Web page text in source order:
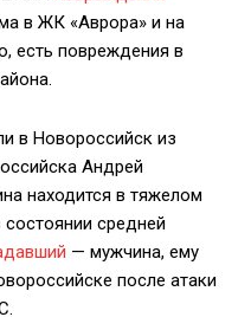
в ЖК «Аврора» и на
есть повреждения в
в Новороссийск из
Андрей
находится в тяжелом
средней
— мужчина, ему
после атаки